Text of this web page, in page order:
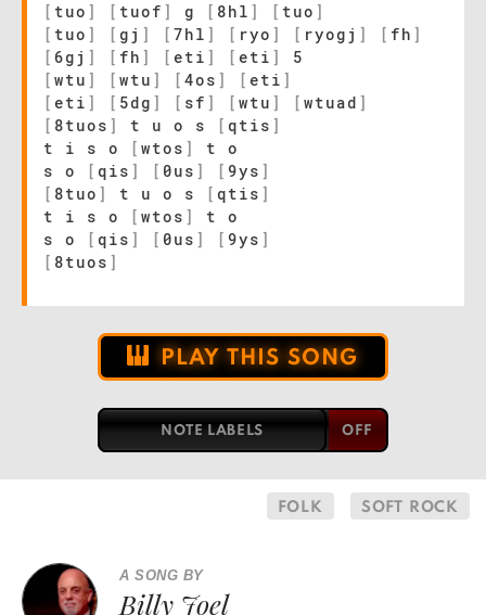
[ tuo ] [ tuof ] g [ 8hl ] [ tuo ]
[ tuo ] [ gj ] [ 7hl ] [ ryo ] [ ryogj ] [ fh ]
[ 6gj ] [ fh ] [ eti ] [ eti ]
5
[ wtu ] [ wtu ] [ 4os ] [ eti ]
[ eti ] [ 5dg ] [ sf ] [ wtu ] [ wtuad ]
[ 8tuos ] t u o s [ qtis ]
t i s o
[ wtos ]
t o
s o
[ qis ] [ 0us ] [ 9ys ]
[ 8tuo ] t u o s [ qtis ]
t i s o
[ wtos ]
t o
s o
[ qis ] [ 0us ] [ 9ys ]
[ 8tuos ]
PLAY THIS SONG
NOTE LABELS
FOLK SOFT ROCK
A SONG BY
Billy Joel